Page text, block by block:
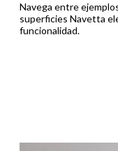
Navega entre
superficies Navetta
funcionalidad.